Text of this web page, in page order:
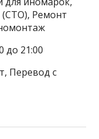
(СТО), Ремонт
до 21:00
Перевод с